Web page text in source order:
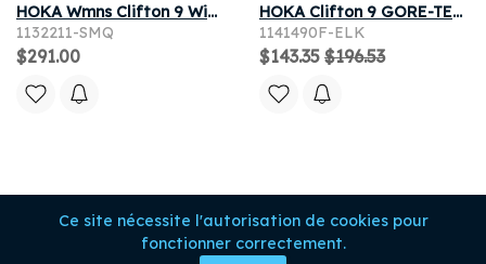
Ce site nécessite l'autorisation de cookies pour
fonctionner correctement.
HOKA Wmns Clifton 9 Wide 'Sea Foam Aqua Breeze' | Green | Women's Size 6.5
1132211-SMQ
$291.00
HOKA Clifton 9 GORE-TEX Chaussures pour Femme en Eggshell/Khaki | Running Sur Route
1141490F-ELK
$143.35 $196.53